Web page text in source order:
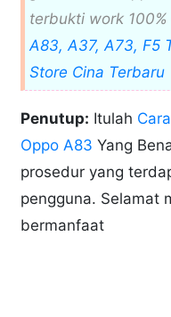
terbukti work 100%
A83, A37, A73, F5
Store Cina Terbaru
Penutup: Itulah
Oppo A83Yang
prosedur yang
pengguna. Selamat
bermanfaat